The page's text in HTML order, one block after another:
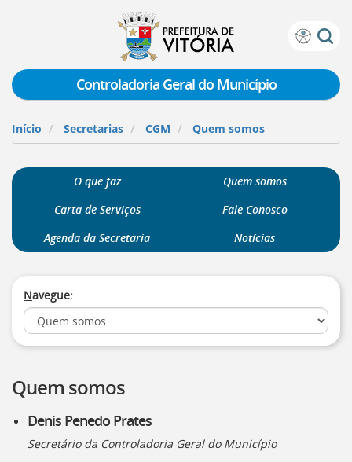
Prefeitura
Vitória
teclado:
para
a
instruções
Ir
página
inicial
do
Portal
para
Portal
de
Controladoria Geral do Município
Início Secretarias CGM Quem somos
O que faz
Quem somos
Carta de Serviços
Fale Conosco
Agenda da Secretaria
Notícias
Navegue:
Quem somos
Denis Penedo Prates
Secretário da Controladoria Geral do Município